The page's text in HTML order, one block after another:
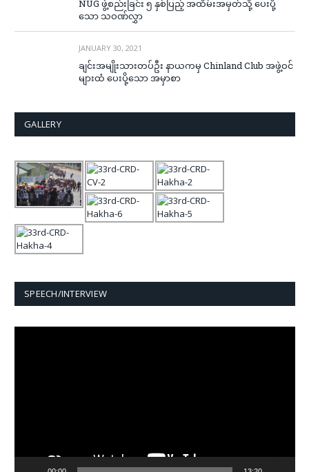
NUG ဖွဲ့စည်းခြင်း ၅ နှစ်ပြည့် အထိမ်းအမှတ်သို့ ပေးပို့
သော သဝဏ်လွှာ
JANUARY 30, 2021
ချင်းအမျိုးသားတပ်ဦး နာယကမှ Chinland Club အဖွဲ့ဝင်
များထံ ပေးပို့သော အမှာစာ
GALLERY
SPEECH/INTERVIEW